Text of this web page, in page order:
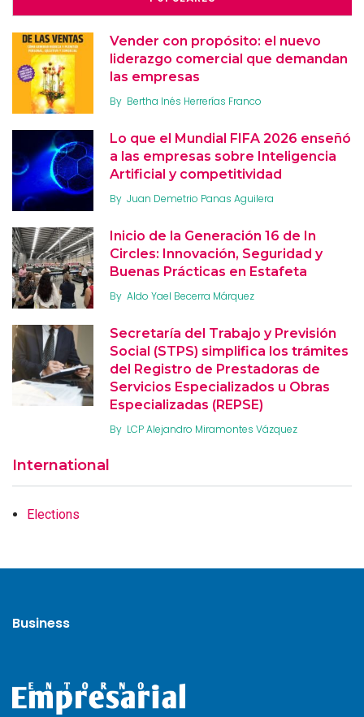
Vender con propósito: el nuevo
liderazgo comercial que demandan
las empresas
By Bertha Inés Herrerías Franco
Lo que el Mundial FIFA 2026 enseñó
a las empresas sobre Inteligencia
Artificial y competitividad
By Juan Demetrio Panas Aguilera
Inicio de la Generación 16 de In
Circles: Innovación, Seguridad y
Buenas Prácticas en Estafeta
By Aldo Yael Becerra Márquez
Secretaría del Trabajo y Previsión
Social (STPS) simplifica los trámites
del Registro de Prestadoras de
Servicios Especializados u Obras
Especializadas (REPSE)
By LCP Alejandro Miramontes Vázquez
International
Elections
Business